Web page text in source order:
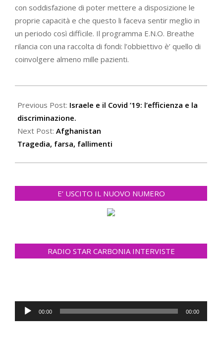
con soddisfazione di poter mettere a disposizione le
proprie capacità e che questo li faceva sentir meglio in
un periodo così difficile. Il programma E.N.O. Breathe
rilancia con una raccolta di fondi: l’obbiettivo è’ quello di
coinvolgere almeno mille pazienti.
02-
22
Previous Post: Israele e il Covid ’19: l’efficienza e la
discriminazione.
Next Post: Afghanistan
Tragedia, farsa, fallimenti
E’ USCITO IL NUOVO NUMERO
RADIO STAR CARBONIA INTERVISTE
Audio
Player
00:00 00:00